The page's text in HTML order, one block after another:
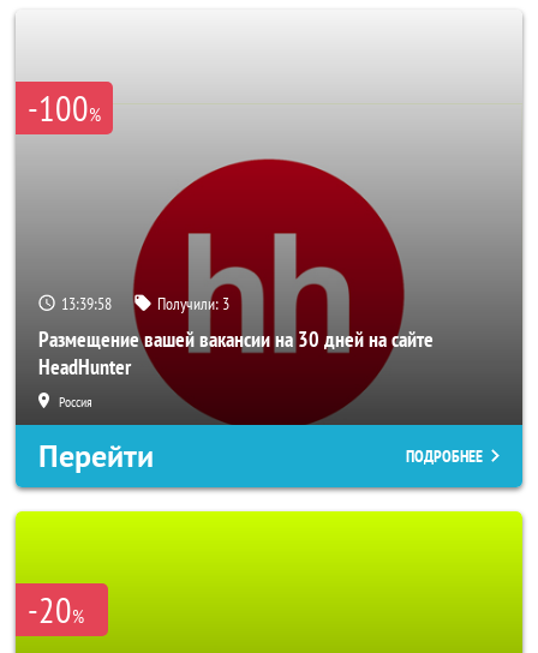
-100%
13:39:56 Получили: 3
Размещение вашей вакансии на 30 дней на сайте
HeadHunter
Россия
Перейти ПОДРОБНЕЕ
-20%